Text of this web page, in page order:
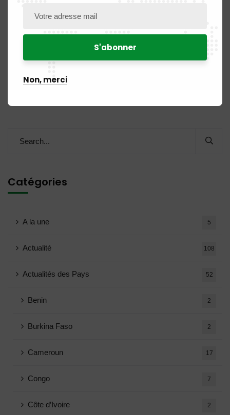
Commentaires récents
Catégories
A la une 5
Actualité 108
Actualités des Pays 52
Benin 2
Burkina Faso 2
Cameroun 17
Congo 7
Côte d’Ivoire 2
Non, merci